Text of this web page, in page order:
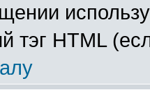
тэг HTML